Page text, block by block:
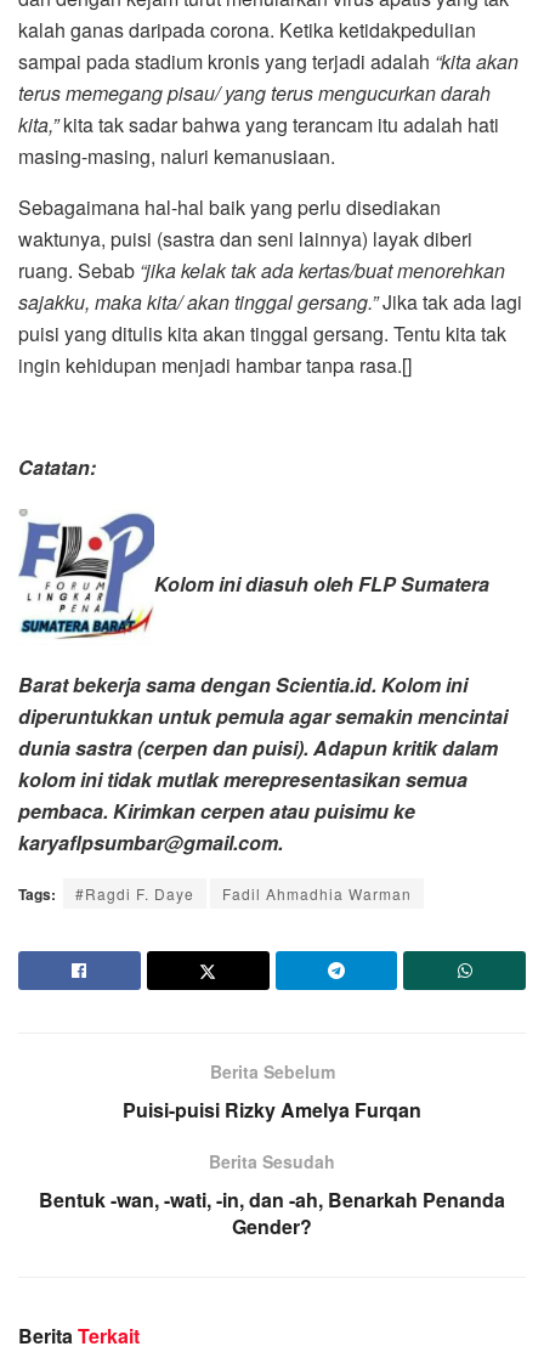
kalah ganas daripada corona. Ketika ketidakpedulian
sampai pada stadium kronis yang terjadi adalah “kita akan
terus memegang pisau/ yang terus mengucurkan darah
kita,”kita tak sadar bahwa yang terancam itu adalah hati
masing-masing, naluri kemanusiaan.
Sebagaimana hal-hal baik yang perlu disediakan
waktunya, puisi (sastra dan seni lainnya) layak diberi
ruang. Sebab “jika kelak tak ada kertas/buat menorehkan
sajakku, maka kita/ akan tinggal gersang.”Jika tak ada lagi
puisi yang ditulis kita akan tinggal gersang. Tentu kita tak
ingin kehidupan menjadi hambar tanpa rasa.[]
Catatan:
Kolom ini diasuh oleh FLP Sumatera
Barat bekerja sama dengan Scientia.id. Kolom ini
diperuntukkan untuk pemula agar semakin mencintai
dunia sastra (cerpen dan puisi). Adapun kritik dalam
kolom ini tidak mutlak merepresentasikan semua
pembaca. Kirimkan cerpen atau puisimu ke
karyaflpsumbar@gmail.com.
Tags: #Ragdi F. Daye Fadil Ahmadhia Warman
Berita Sebelum
Puisi-puisi Rizky Amelya Furqan
Berita Sesudah
Bentuk -wan, -wati, -in, dan -ah, Benarkah Penanda
Gender?
BeritaTerkait